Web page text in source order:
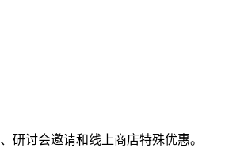
研讨会邀请和线上商店特殊优惠。